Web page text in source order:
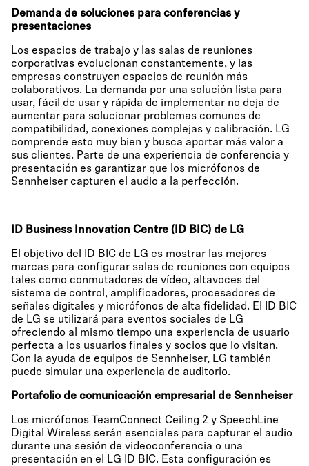
Demanda de soluciones para conferencias y
presentaciones
Los espacios de trabajo y las salas de reuniones
corporativas evolucionan constantemente, y las
empresas construyen espacios de reunión más
colaborativos. La demanda por una solución lista para
usar, fácil de usar y rápida de implementar no deja de
aumentar para solucionar problemas comunes de
compatibilidad, conexiones complejas y calibración. LG
comprende esto muy bien y busca aportar más valor a
sus clientes. Parte de una experiencia de conferencia y
presentación es garantizar que los micrófonos de
Sennheiser capturen el audio a la perfección.
ID Business Innovation Centre (ID BIC) de LG
El objetivo del ID BIC de LG es mostrar las mejores
marcas para configurar salas de reuniones con equipos
tales como conmutadores de vídeo, altavoces del
sistema de control, amplificadores, procesadores de
señales digitales y micrófonos de alta fidelidad. El ID BIC
de LG se utilizará para eventos sociales de LG
ofreciendo al mismo tiempo una experiencia de usuario
perfecta a los usuarios finales y socios que lo visitan.
Con la ayuda de equipos de Sennheiser, LG también
puede simular una experiencia de auditorio.
Portafolio de comunicación empresarial de Sennheiser
Los micrófonos TeamConnect Ceiling 2 y SpeechLine
Digital Wireless serán esenciales para capturar el audio
durante una sesión de videoconferencia o una
presentación en el LG ID BIC. Esta configuración es